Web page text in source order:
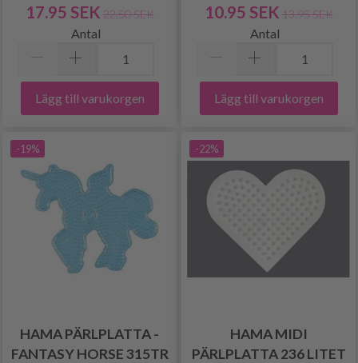
17.95 SEK 22.50 SEK
Antal
Lägg till varukorgen
10.95 SEK 13.95 SEK
Antal
Lägg till varukorgen
-19%
HAMA PÄRLPLATTA -
FANTASY HORSE 315TR
-22%
HAMA MIDI
PÄRLPLATTA 236 LITET